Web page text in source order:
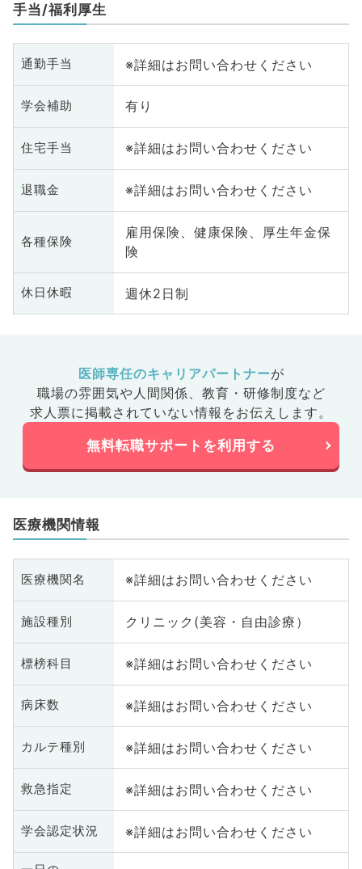
手当/福利厚生
通勤手当 ※詳細はお問い合わせください
学会補助 有り
住宅手当 ※詳細はお問い合わせください
退職金 ※詳細はお問い合わせください
各種保険
雇用保険、健康保険、厚生年金保
険
休日休暇 週休2日制
医師専任のキャリアパートナーが
職場の雰囲気や人間関係、 教育・研修制度など
求人票に掲載されていない情報をお伝えします。
無料転職サポートを利用する
医療機関情報
医療機関名 ※詳細はお問い合わせください
施設種別 クリニック(美容・自由診療）
標榜科目 ※詳細はお問い合わせください
病床数 ※詳細はお問い合わせください
カルテ種別 ※詳細はお問い合わせください
救急指定 ※詳細はお問い合わせください
学会認定状況 ※詳細はお問い合わせください